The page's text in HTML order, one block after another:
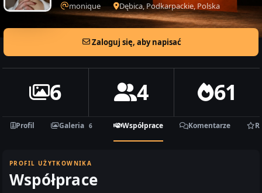
monique Dębica, Podkarpackie, Polska
Zaloguj się, aby napisać
6 4 61
Profil Galeria 6 Współprace Komentarze
PROFIL UŻYTKOWNIKA
Współprace